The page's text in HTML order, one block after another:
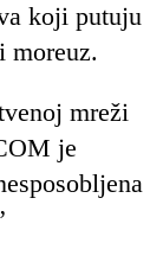
koji putuju
moreuz.
mreži
je